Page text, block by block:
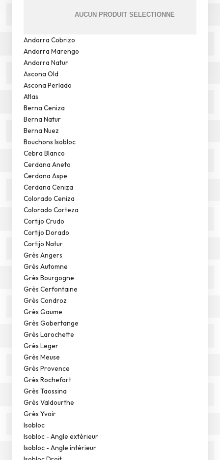
Andorra Cobrizo
Andorra Marengo
Andorra Natur
Ascona Old
Ascona Perlado
Atlas
Berna Ceniza
Berna Natur
Berna Nuez
Bouchons Isobloc
Cebra Blanco
Cerdana Aneto
Cerdana Aspe
Cerdana Ceniza
Colorado Ceniza
Colorado Corteza
Cortijo Crudo
Cortijo Dorado
Cortijo Natur
Grès Angers
Grès Automne
Grès Bourgogne
Grès Cerfontaine
Grès Condroz
Grès Gaume
Grès Gobertange
Grès Larochette
Grès Leger
Grès Meuse
Grès Provence
Grès Rochefort
Grès Taossina
Grès Valdourthe
Grès Yvoir
Isobloc
Isobloc - Angle extérieur
Isobloc - Angle intérieur